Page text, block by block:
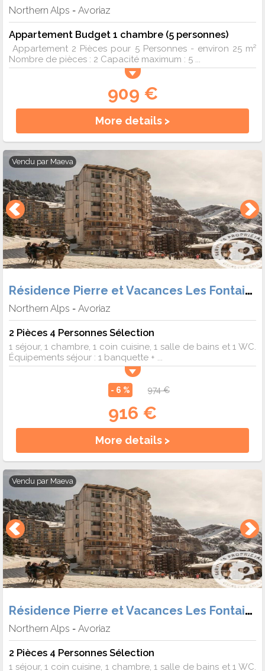
Northern Alps - Avoriaz
Appartement Budget 1 chambre (5 personnes)
Appartement 2 Pièces pour 5 Personnes - environ 25 m²
Nombre de pièces : 2 Capacité maximum : 5 ...
909 €
More details >
Vendu par Maeva
Résidence Pierre et Vacances Les Fontaines Blanches
Northern Alps - Avoriaz
2 Pièces 4 Personnes Sélection
1 séjour, 1 chambre, 1 coin cuisine, 1 salle de bains et 1 WC.
Équipements séjour : 1 banquette + ...
- 6 % 974 €
916 €
More details >
Vendu par Maeva
Résidence Pierre et Vacances Les Fontaines Blanches
Northern Alps - Avoriaz
2 Pièces 4 Personnes Sélection
1 séjour, 1 coin cuisine, 1 chambre, 1 salle de bains et 1 WC.